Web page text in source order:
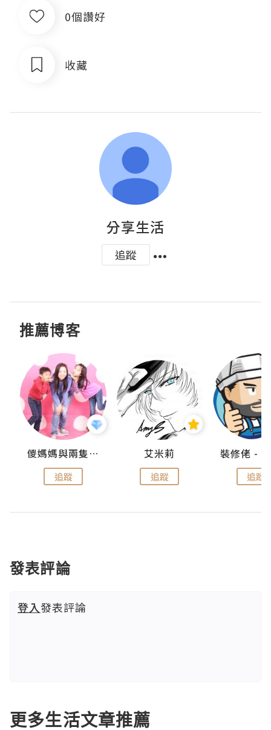
0個讚好
收藏
分享生活
追蹤
推薦博客
儍媽媽與兩隻小魔怪之家
追蹤
艾米莉
追蹤 追蹤
發表評論
登入發表評論
更多生活文章推薦